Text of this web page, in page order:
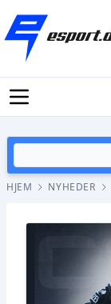
HJEM NYHEDER